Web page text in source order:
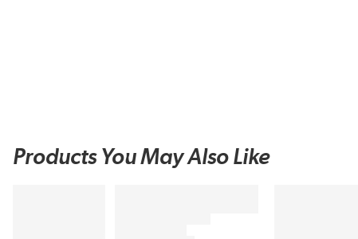
Products You May Also Like